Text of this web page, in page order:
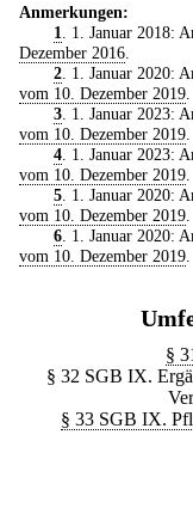
Anmerkungen:
1
. 1. Januar 2018:
Dezember 2016
2. 1. Januar 2020:
vom 10. Dezember 2019
3. 1. Januar 2023:
vom 10. Dezember 2019
4. 1. Januar 2023:
vom 10. Dezember 2019
5. 1. Januar 2020:
vom 10. Dezember 2019
6. 1. Januar 2020:
vom 10. Dezember 2019
§
§ 32 SGB IX.
§ 33 SGB IX.